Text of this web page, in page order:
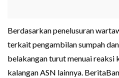
Berdasarkan penelusuran
terkait pengambilan sumpah
belakangan turut menuai
kalangan ASN lainnya.